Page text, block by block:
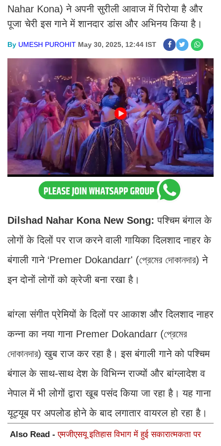
Nahar Kona) ने अपनी सुरीली आवाज में पिरोया है और
पूजा चेरी इस गाने में शानदार डांस और अभिनय किया है।
By UMESH PUROHIT May 30, 2025, 12:44 IST
Dilshad Nahar Kona New Song: पश्चिम बंगाल के
लोगों के दिलों पर राज करने वाली गायिका दिलशाद नाहर के
बंगाली गाने ‘Premer Dokandarr' (প্রেমের দোকানদার) ने
इन दोनों लोगों को क्रेजी बना रखा है।
बांग्ला संगीत प्रेमियों के दिलों पर आकाश और दिलशाद नाहर
कन्ना का नया गाना Premer Dokandarr (প্রেমের
দোকানদার) खुब राज कर रहा है। इस बंगाली गाने को पश्चिम
बंगाल के साथ-साथ देश के विभिन्न राज्यों और बांग्लादेश व
नेपाल में भी लोगों द्वारा खूब पसंद किया जा रहा है। यह गाना
यूट्यूब पर अपलोड होने के बाद लगातार वायरल हो रहा है।
Also Read -एमजीएसयू इतिहास विभाग में हुई सकारात्मकता पर